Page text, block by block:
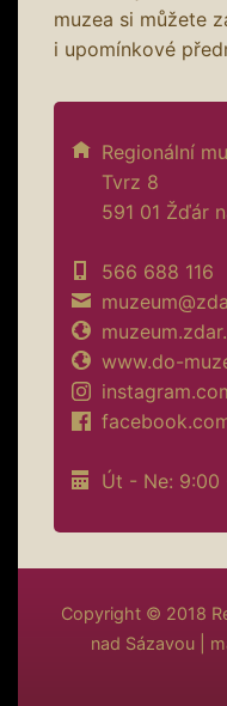
muzea si můžete
i upomínkové
Regionální
Tvrz 8
591 01 Žďár
566 688 116
www.do-
Út - Ne: 9:00
Copyright © 2018
nad Sázavou